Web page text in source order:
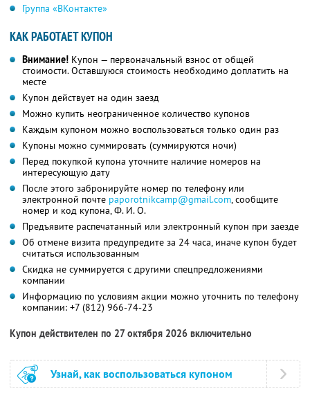
Группа «ВКонтакте»
КАК РАБОТАЕТ КУПОН
Внимание! Купон — первоначальный взнос от общей
стоимости. Оставшуюся стоимость необходимо доплатить на
месте
Купон действует на один заезд
Можно купить неограниченное количество купонов
Каждым купоном можно воспользоваться только один раз
Купоны можно суммировать (суммируются ночи)
Перед покупкой купона уточните наличие номеров на
интересующую дату
После этого забронируйте номер по телефону или
электронной почте paporotnikcamp@gmail.com, сообщите
номер и код купона, Ф. И. О.
Предъявите распечатанный или электронный купон при заезде
Об отмене визита предупредите за 24 часа, иначе купон будет
считаться использованным
Скидка не суммируется с другими спецпредложениями
компании
Информацию по условиям акции можно уточнить по телефону
компании: +7 (812) 966-74-23
Купон действителен по 27 октября 2026 включительно
Узнай, как воспользоваться купоном